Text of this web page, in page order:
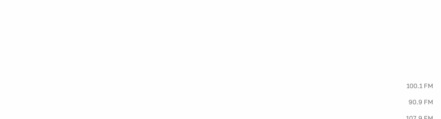
100.1 FM
90.9 FM